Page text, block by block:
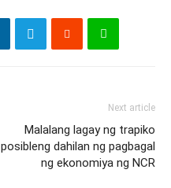
Next article
Malalang lagay ng trapiko
posibleng dahilan ng pagbagal
ng ekonomiya ng NCR